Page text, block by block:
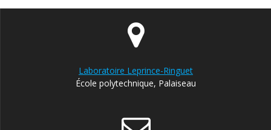
Laboratoire Leprince-Ringuet
École polytechnique, Palaiseau